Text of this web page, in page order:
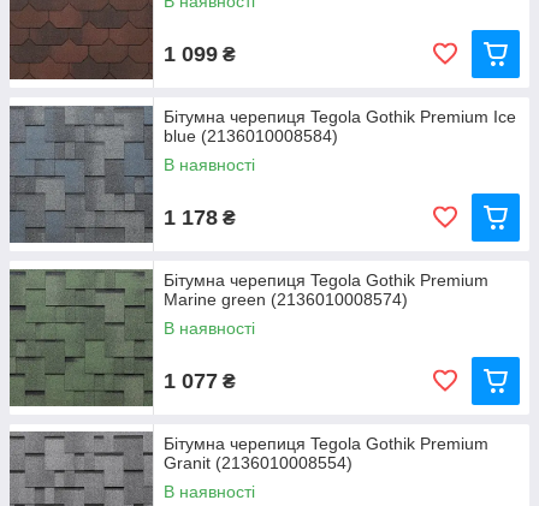
1 099 ₴
Бітумна черепиця Tegola Gothik Premium Ice
blue (2136010008584)
В наявності
1 178 ₴
Бітумна черепиця Tegola Gothik Premium
Marine green (2136010008574)
В наявності
1 077 ₴
Бітумна черепиця Tegola Gothik Premium
Granit (2136010008554)
В наявності